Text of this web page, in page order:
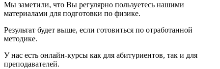
Мы заметили, что Вы регулярно пользуетесь нашими
материалами для подготовки по физике.
Результат будет выше, если готовиться по отработанной
методике.
У нас есть онлайн-курсы как для абитуриентов, так и для
преподавателей.